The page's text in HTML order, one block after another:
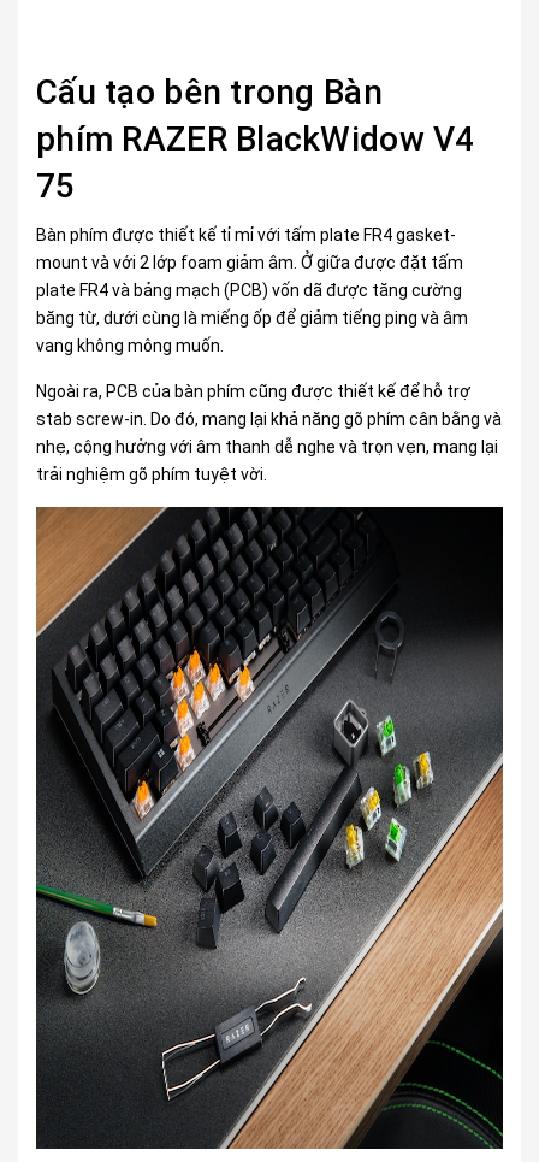
Cấu tạo bên trong Bàn
phím RAZER BlackWidow V4
75
Bàn phím được thiết kế tỉ mỉ với tấm plate FR4 gasket-
mount và với 2 lớp foam giảm âm. Ở giữa được đặt tấm
plate FR4 và bảng mạch (PCB) vốn dã được tăng cường
băng từ, dưới cùng là miếng ốp để giảm tiếng ping và âm
vang không mông muốn.
Ngoài ra, PCB của bàn phím cũng được thiết kế để hỗ trợ
stab screw-in. Do đó, mang lại khả năng gõ phím cân bằng và
nhẹ, cộng hưởng với âm thanh dễ nghe và trọn vẹn, mang lại
trải nghiệm gõ phím tuyệt vời.